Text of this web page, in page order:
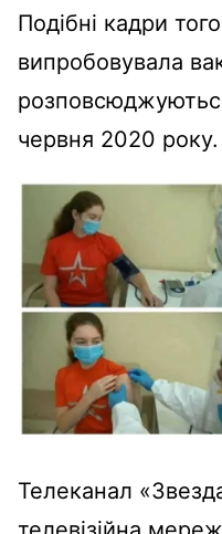
Подібні кадри
випробовувала
червня 2020 року.
Телеканал